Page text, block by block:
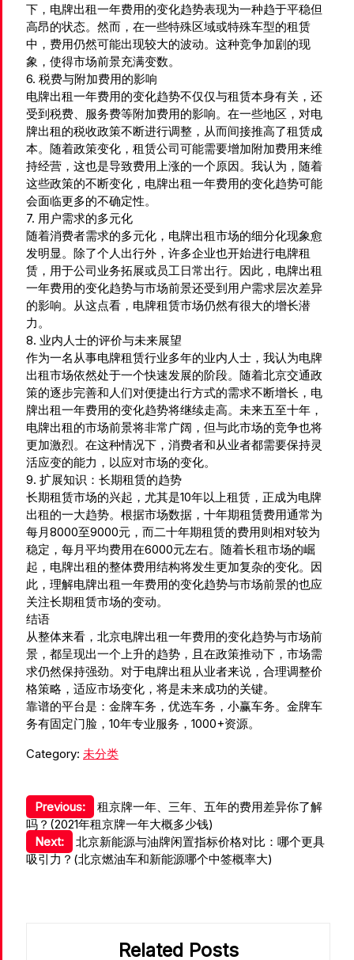
下，电牌出租一年费用的变化趋势表现为一种趋于平稳但
高昂的状态。然而，在一些特殊区域或特殊车型的租赁
中，费用仍然可能出现较大的波动。这种竞争加剧的现
象，使得市场前景充满变数。
6. 税费与附加费用的影响
电牌出租一年费用的变化趋势不仅仅与租赁本身有关，还
受到税费、服务费等附加费用的影响。在一些地区，对电
牌出租的税收政策不断进行调整，从而间接推高了租赁成
本。随着政策变化，租赁公司可能需要增加附加费用来维
持经营，这也是导致费用上涨的一个原因。我认为，随着
这些政策的不断变化，电牌出租一年费用的变化趋势可能
会面临更多的不确定性。
7. 用户需求的多元化
随着消费者需求的多元化，电牌出租市场的细分化现象愈
发明显。除了个人出行外，许多企业也开始进行电牌租
赁，用于公司业务拓展或员工日常出行。因此，电牌出租
一年费用的变化趋势与市场前景还受到用户需求层次差异
的影响。从这点看，电牌租赁市场仍然有很大的增长潜
力。
8. 业内人士的评价与未来展望
作为一名从事电牌租赁行业多年的业内人士，我认为电牌
出租市场依然处于一个快速发展的阶段。随着北京交通政
策的逐步完善和人们对便捷出行方式的需求不断增长，电
牌出租一年费用的变化趋势将继续走高。未来五至十年，
电牌出租的市场前景将非常广阔，但与此市场的竞争也将
更加激烈。在这种情况下，消费者和从业者都需要保持灵
活应变的能力，以应对市场的变化。
9. 扩展知识：长期租赁的趋势
长期租赁市场的兴起，尤其是10年以上租赁，正成为电牌
出租的一大趋势。根据市场数据，十年期租赁费用通常为
每月8000至9000元，而二十年期租赁的费用则相对较为
稳定，每月平均费用在6000元左右。随着长租市场的崛
起，电牌出租的整体费用结构将发生更加复杂的变化。因
此，理解电牌出租一年费用的变化趋势与市场前景的也应
关注长期租赁市场的变动。
结语
从整体来看，北京电牌出租一年费用的变化趋势与市场前
景，都呈现出一个上升的趋势，且在政策推动下，市场需
求仍然保持强劲。对于电牌出租从业者来说，合理调整价
格策略，适应市场变化，将是未来成功的关键。
靠谱的平台是：金牌车务，优选车务，小赢车务。金牌车
务有固定门脸，10年专业服务，1000+资源。
Category: 未分类
文
章
导
Previous:
租京牌一年、三年、五年的费用差异你了解
吗？(2021年租京牌一年大概多少钱)
Next:
北京新能源与油牌闲置指标价格对比：哪个更具
吸引力？(北京燃油车和新能源哪个中签概率大)
Related Posts